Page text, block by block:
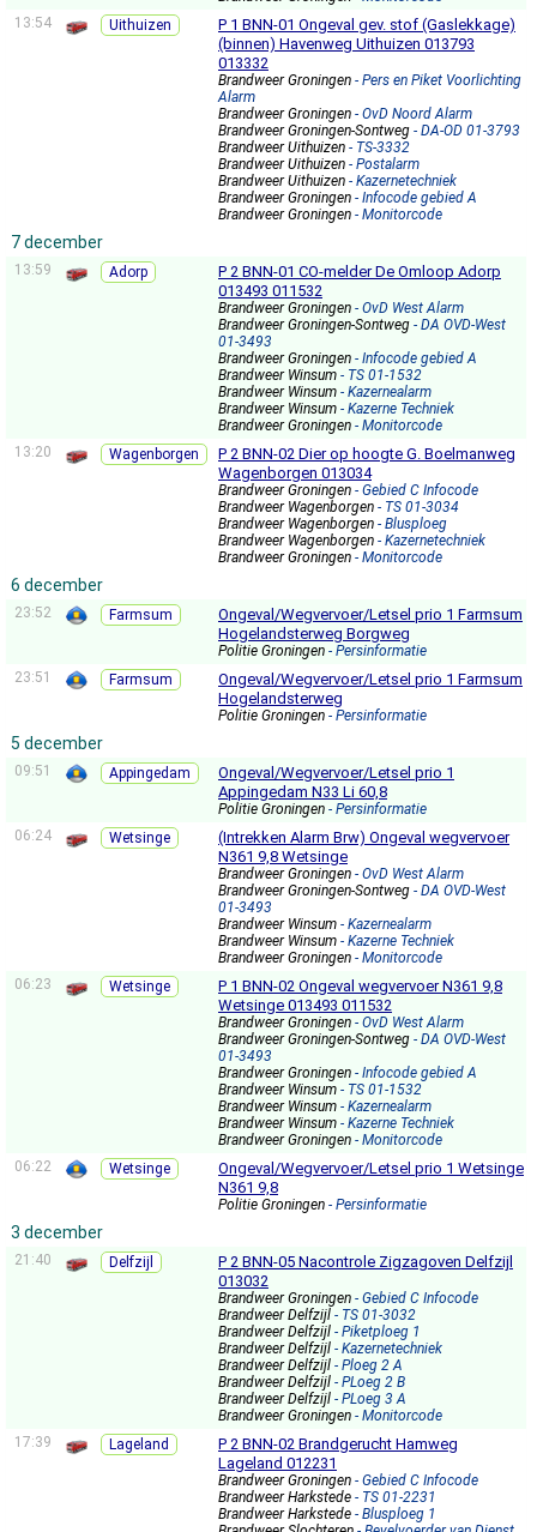
13:54
Uithuizen
P 1 BNN-01 Ongeval gev. stof (Gaslekkage)
(binnen) Havenweg Uithuizen 013793
013332
Brandweer Groningen - Pers en Piket Voorlichting
Alarm
Brandweer Groningen - OvD Noord Alarm
Brandweer Groningen-Sontweg - DA-OD 01-3793
Brandweer Uithuizen - TS-3332
Brandweer Uithuizen - Postalarm
Brandweer Uithuizen - Kazernetechniek
Brandweer Groningen - Infocode gebied A
Brandweer Groningen - Monitorcode
7 december
13:59 Adorp
P 2 BNN-01 CO-melder De Omloop Adorp
013493 011532
Brandweer Groningen - OvD West Alarm
Brandweer Groningen-Sontweg - DA OVD-West
01-3493
Brandweer Groningen - Infocode gebied A
Brandweer Winsum - TS 01-1532
Brandweer Winsum - Kazernealarm
Brandweer Winsum - Kazerne Techniek
Brandweer Groningen - Monitorcode
13:20
Wagenborgen
P 2 BNN-02 Dier op hoogte G. Boelmanweg
Wagenborgen 013034
Brandweer Groningen - Gebied C Infocode
Brandweer Wagenborgen - TS 01-3034
Brandweer Wagenborgen - Blusploeg
Brandweer Wagenborgen - Kazernetechniek
Brandweer Groningen - Monitorcode
6 december
23:52 Farmsum
Ongeval/Wegvervoer/Letsel prio 1 Farmsum
Hogelandsterweg Borgweg
Politie Groningen - Persinformatie
23:51
Farmsum
Ongeval/Wegvervoer/Letsel prio 1 Farmsum
Hogelandsterweg
Politie Groningen - Persinformatie
5 december
09:51 Appingedam
Ongeval/Wegvervoer/Letsel prio 1
Appingedam N33 Li 60,8
Politie Groningen - Persinformatie
06:24
Wetsinge
(Intrekken Alarm Brw) Ongeval wegvervoer
N361 9,8 Wetsinge
Brandweer Groningen - OvD West Alarm
Brandweer Groningen-Sontweg - DA OVD-West
01-3493
Brandweer Winsum - Kazernealarm
Brandweer Winsum - Kazerne Techniek
Brandweer Groningen - Monitorcode
06:23
Wetsinge
P 1 BNN-02 Ongeval wegvervoer N361 9,8
Wetsinge 013493 011532
Brandweer Groningen - OvD West Alarm
Brandweer Groningen-Sontweg - DA OVD-West
01-3493
Brandweer Groningen - Infocode gebied A
Brandweer Winsum - TS 01-1532
Brandweer Winsum - Kazernealarm
Brandweer Winsum - Kazerne Techniek
Brandweer Groningen - Monitorcode
06:22
Wetsinge
Ongeval/Wegvervoer/Letsel prio 1 Wetsinge
N361 9,8
Politie Groningen - Persinformatie
3 december
21:40 Delfzijl
P 2 BNN-05 Nacontrole Zigzagoven Delfzijl
013032
Brandweer Groningen - Gebied C Infocode
Brandweer Delfzijl - TS 01-3032
Brandweer Delfzijl - Piketploeg 1
Brandweer Delfzijl - Kazernetechniek
Brandweer Delfzijl - Ploeg 2 A
Brandweer Delfzijl - PLoeg 2 B
Brandweer Delfzijl - PLoeg 3 A
Brandweer Groningen - Monitorcode
17:39
Lageland
P 2 BNN-02 Brandgerucht Hamweg
Lageland 012231
Brandweer Groningen - Gebied C Infocode
Brandweer Harkstede - TS 01-2231
Brandweer Harkstede - Blusploeg 1